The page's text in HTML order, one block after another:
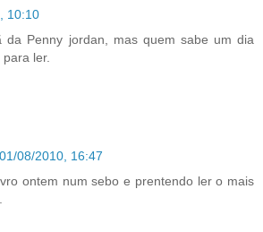
10:10
da Penny jordan, mas quem sabe um dia
ler.
01/08/2010, 16:47
ontem num sebo e prentendo ler o mais